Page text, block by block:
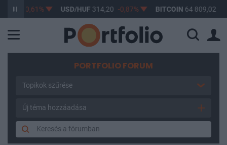
-0,61% USD/HUF314,20 -0,87% BITCOIN 64 809,02 -
PORTFOLIO FORUM
Topikok szűrése
Új téma hozzáadása